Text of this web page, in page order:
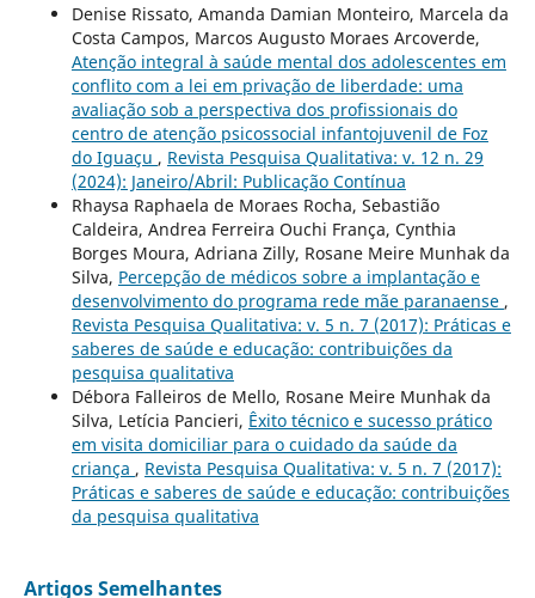
Denise Rissato, Amanda Damian Monteiro, Marcela da
Costa Campos, Marcos Augusto Moraes Arcoverde,
Atenção integral à saúde mental dos adolescentes em
conflito com a lei em privação de liberdade: uma
avaliação sob a perspectiva dos profissionais do
centro de atenção psicossocial infantojuvenil de Foz
do Iguaçu , Revista Pesquisa Qualitativa: v. 12 n. 29
(2024): Janeiro/Abril: Publicação Contínua
Rhaysa Raphaela de Moraes Rocha, Sebastião
Caldeira, Andrea Ferreira Ouchi França, Cynthia
Borges Moura, Adriana Zilly, Rosane Meire Munhak da
Silva, Percepção de médicos sobre a implantação e
desenvolvimento do programa rede mãe paranaense ,
Revista Pesquisa Qualitativa: v. 5 n. 7 (2017): Práticas e
saberes de saúde e educação: contribuições da
pesquisa qualitativa
Débora Falleiros de Mello, Rosane Meire Munhak da
Silva, Letícia Pancieri, Êxito técnico e sucesso prático
em visita domiciliar para o cuidado da saúde da
criança , Revista Pesquisa Qualitativa: v. 5 n. 7 (2017):
Práticas e saberes de saúde e educação: contribuições
da pesquisa qualitativa
Artigos Semelhantes